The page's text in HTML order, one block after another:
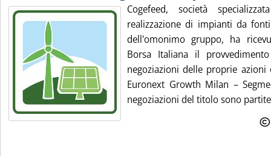
Cogefeed, società
realizzazione di impianti da
dell'omonimo gruppo, ha
Borsa Italiana il
negoziazioni delle proprie
Euronext Growth Milan –
negoziazioni del titolo sono